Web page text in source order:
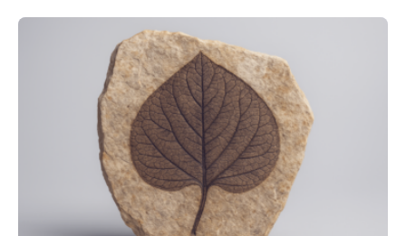
der Ruhr-Universität Bochum um Prof. Dr. Ralf Erdmann
und Dr. Ismaila Francis Yusuf hat nun einen bislang
unbekannten Qualitätskontrollmechanismus des
peroxisomalen Proteintransports in der Bäckerhefe
Saccharomyces cerevisiae entdeckt, der für die
Funktionsfähigkeit der Organellen entscheidend ist. Die
Studie wurde am 28. Oktober 2025 in der
Fachzeitschrift…